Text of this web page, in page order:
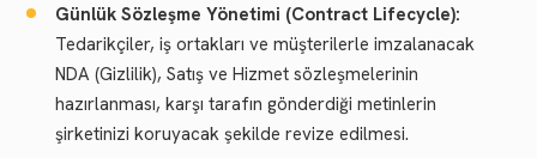
Günlük Sözleşme Yönetimi (Contract Lifecycle):
Tedarikçiler, iş ortakları ve müşterilerle imzalanacak
NDA (Gizlilik), Satış ve Hizmet sözleşmelerinin
hazırlanması, karşı tarafın gönderdiği metinlerin
şirketinizi koruyacak şekilde revize edilmesi.